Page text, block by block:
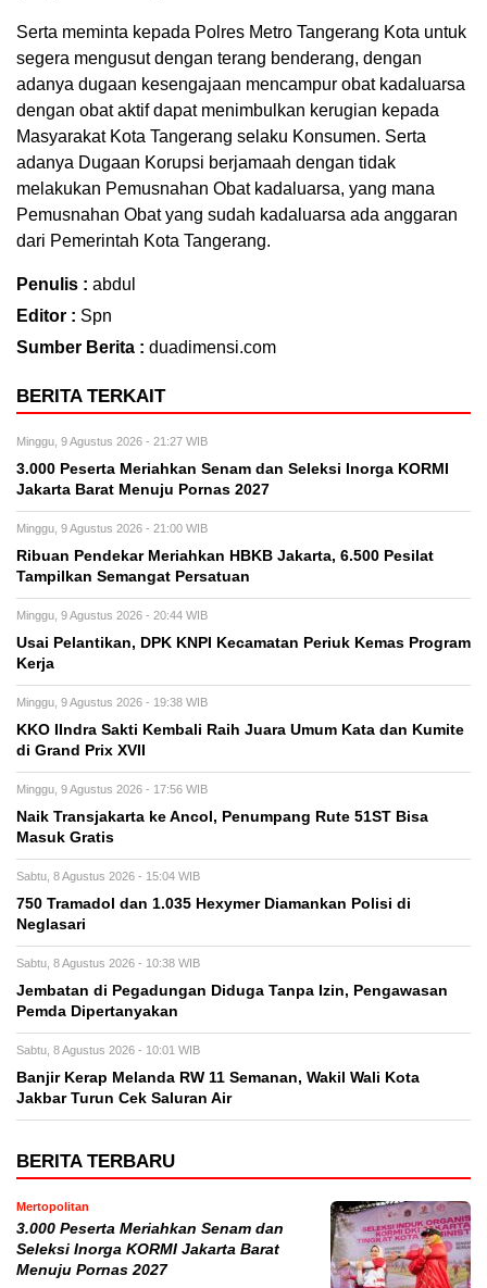
Serta meminta kepada Polres Metro Tangerang Kota untuk
segera mengusut dengan terang benderang, dengan
adanya dugaan kesengajaan mencampur obat kadaluarsa
dengan obat aktif dapat menimbulkan kerugian kepada
Masyarakat Kota Tangerang selaku Konsumen. Serta
adanya Dugaan Korupsi berjamaah dengan tidak
melakukan Pemusnahan Obat kadaluarsa, yang mana
Pemusnahan Obat yang sudah kadaluarsa ada anggaran
dari Pemerintah Kota Tangerang.
Penulis : abdul
Editor : Spn
Sumber Berita : duadimensi.com
BERITA TERKAIT
Minggu, 9 Agustus 2026 - 21:27 WIB
3.000 Peserta Meriahkan Senam dan Seleksi Inorga KORMI
Jakarta Barat Menuju Pornas 2027
Minggu, 9 Agustus 2026 - 21:00 WIB
Ribuan Pendekar Meriahkan HBKB Jakarta, 6.500 Pesilat
Tampilkan Semangat Persatuan
Minggu, 9 Agustus 2026 - 20:44 WIB
Usai Pelantikan, DPK KNPI Kecamatan Periuk Kemas Program
Kerja
Minggu, 9 Agustus 2026 - 19:38 WIB
KKO IIndra Sakti Kembali Raih Juara Umum Kata dan Kumite
di Grand Prix XVII
Minggu, 9 Agustus 2026 - 17:56 WIB
Naik Transjakarta ke Ancol, Penumpang Rute 51ST Bisa
Masuk Gratis
Sabtu, 8 Agustus 2026 - 15:04 WIB
750 Tramadol dan 1.035 Hexymer Diamankan Polisi di
Neglasari
Sabtu, 8 Agustus 2026 - 10:38 WIB
Jembatan di Pegadungan Diduga Tanpa Izin, Pengawasan
Pemda Dipertanyakan
Sabtu, 8 Agustus 2026 - 10:01 WIB
Banjir Kerap Melanda RW 11 Semanan, Wakil Wali Kota
Jakbar Turun Cek Saluran Air
BERITA TERBARU
Mertopolitan
3.000 Peserta Meriahkan Senam dan
Seleksi Inorga KORMI Jakarta Barat
Menuju Pornas 2027